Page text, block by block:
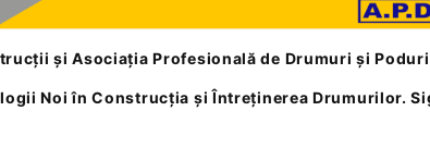
și Asociația Profesională de Drumuri și
Noi în Construcția și Întreținerea Drumurilor.